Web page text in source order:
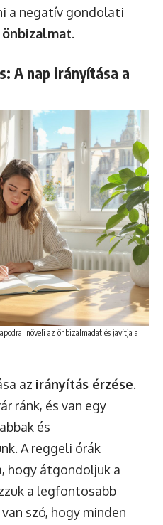
a negatív gondolati
.
A nap irányítása a
növeli az önbizalmadat és javítja a
az irányítás érzése.
ránk, és van egy
és
A reggeli órák
hogy átgondoljuk a
a legfontosabb
szó, hogy minden